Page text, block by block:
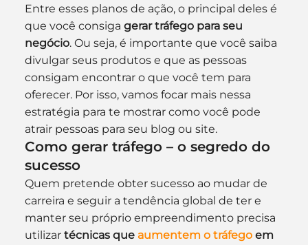
Entre esses planos de ação, o principal deles é
que você consiga gerar tráfego para seu
negócio. Ou seja, é importante que você saiba
divulgar seus produtos e que as pessoas
consigam encontrar o que você tem para
oferecer. Por isso, vamos focar mais nessa
estratégia para te mostrar como você pode
atrair pessoas para seu blog ou site.
Como gerar tráfego – o segredo do
sucesso
Quem pretende obter sucesso ao mudar de
carreira e seguir a tendência global de ter e
manter seu próprio empreendimento precisa
utilizar técnicas que aumentem o tráfego em